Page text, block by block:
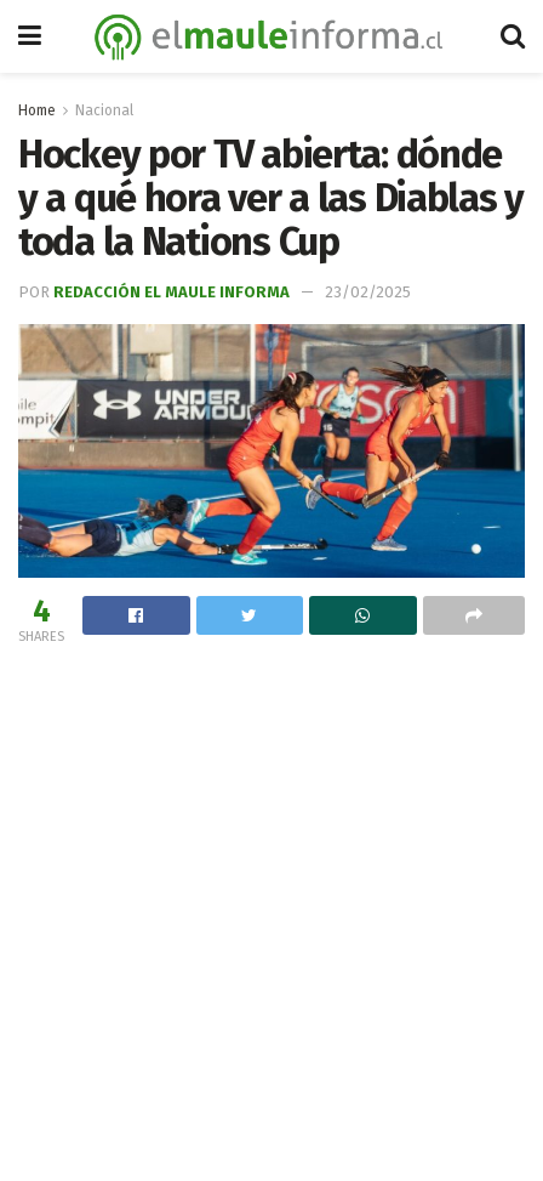
Home Nacional
Hockey por TV abierta: dónde
y a qué hora ver a las Diablas y
toda la Nations Cup
POR REDACCIÓN EL MAULE INFORMA 23/02/2025
4
SHARES